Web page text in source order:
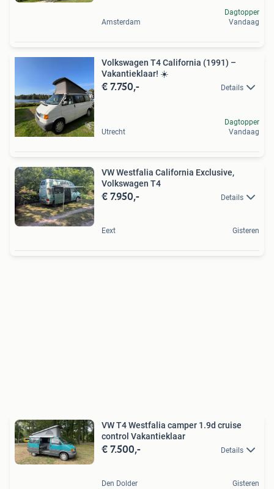
Amsterdam
Dagtopper
Vandaag
Volkswagen T4 California (1991) –
Vakantieklaar! ☀️
€ 7.750,- Details
Utrecht
Dagtopper
Vandaag
VW Westfalia California Exclusive,
Volkswagen T4
€ 7.950,- Details
Eext Gisteren
VW T4 Westfalia camper 1.9d cruise
control Vakantieklaar
€ 7.500,- Details
Den Dolder Gisteren